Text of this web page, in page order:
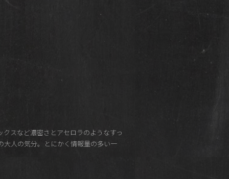
スなど濃密さとアセロラのようなすっ
人の気分。とにかく情報量の多い一